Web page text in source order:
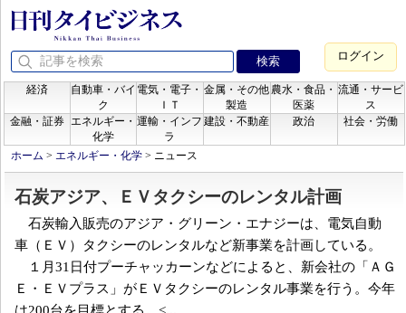
ログイン
経済
自動車・バイ
ク
電気・電子・
ＩＴ
金属・その他
製造
農水・食品・
医薬
流通・サービ
ス
金融・証券
エネルギー・
化学
運輸・インフ
ラ
建設・不動産 政治 社会・労働
ホーム > エネルギー・化学 > ニュース
石炭アジア、ＥＶタクシーのレンタル計画
石炭輸入販売のアジア・グリーン・エナジーは、電気自動
車（ＥＶ）タクシーのレンタルなど新事業を計画している。
１月31日付プーチャッカーンなどによると、新会社の「ＡＧ
Ｅ・ＥＶプラス」がＥＶタクシーのレンタル事業を行う。今年